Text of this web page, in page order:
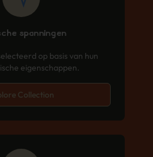
spanningen
op basis van hun
eigenschappen.
Collection